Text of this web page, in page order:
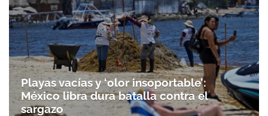
Playas vacías y ‘olor insoportable’:
México libra dura batalla contra el
sargazo